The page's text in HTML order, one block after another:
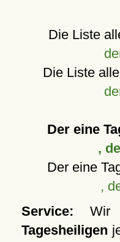
Die Liste
Die Liste
Der eine
,
Der eine
,
Service: Wir
Tagesheiligen